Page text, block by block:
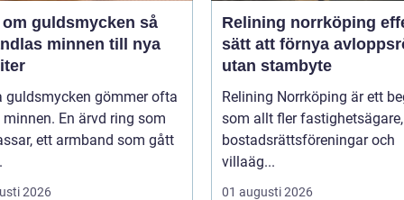
guldsmycken så
minnen till nya
guldsmycken gömmer ofta
En ärvd ring som
ett armband som gått
2026
Relining norrköping effektivt
sätt att förnya
utan stambyte
Relining Norrköping är ett
som allt fler fastighetsägare,
bostadsrättsföreningar och
villaäg...
01 augusti 2026